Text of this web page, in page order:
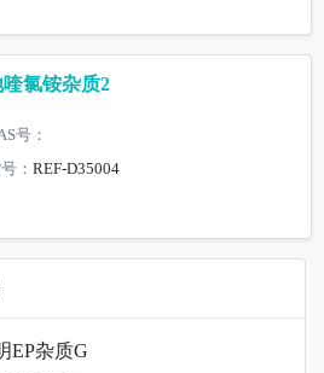
喹氯铵杂质2
号：
：REF-D35004
EP杂质G